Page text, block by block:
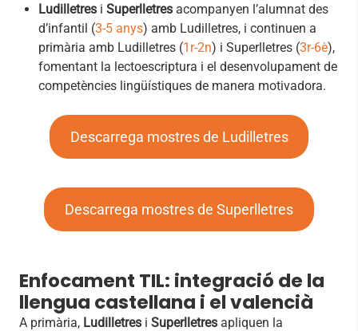
Ludilletres i Superlletres acompanyen l’alumnat des
d’infantil (3‑5 anys) amb Ludilletres, i continuen a
primària amb Ludilletres (1r‑2n) i Superlletres (3r‑6è),
fomentant la lectoescriptura i el desenvolupament de
competències lingüístiques de manera motivadora.
Descarrega mostres de Ludilletres
Descarrega mostres de Superlletres
Enfocament TIL: integració de la
llengua castellana i el valencià
A primària, Ludilletres i Superlletres apliquen la